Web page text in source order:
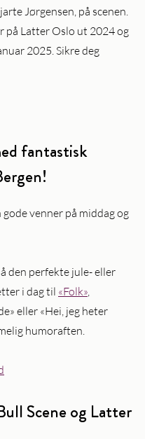
Jørgensen, på scenen.
på Latter Oslo ut 2024 og
2025. Sikre deg
fantastisk
venner på middag og
den perfekte jule- eller
i dag til «Folk»
eller «Hei, jeg heter
humoraften.
Scene og Latter